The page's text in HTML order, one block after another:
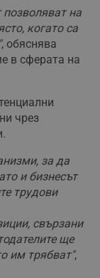
позволяват на
когато са
, обяснява
в сферата на
чрез
за да
и бизнесът
трудови
свързани
ще
им трябват",